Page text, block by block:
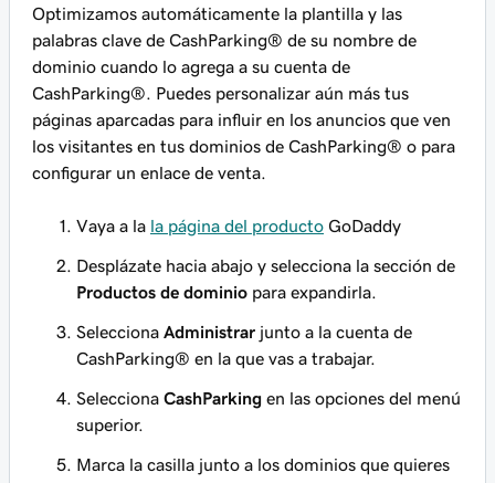
Optimizamos automáticamente la plantilla y las
palabras clave de CashParking® de su nombre de
dominio cuando lo agrega a su cuenta de
CashParking®. Puedes personalizar aún más tus
páginas aparcadas para influir en los anuncios que ven
los visitantes en tus dominios de CashParking® o para
configurar un enlace de venta.
Vaya a la la página del producto GoDaddy
Desplázate hacia abajo y selecciona la sección de
Productos de dominio para expandirla.
Selecciona Administrar junto a la cuenta de
CashParking® en la que vas a trabajar.
Selecciona CashParking en las opciones del menú
superior.
Marca la casilla junto a los dominios que quieres